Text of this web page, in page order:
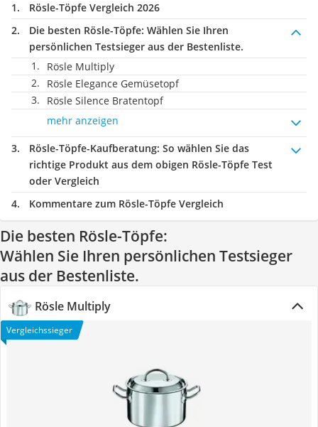
Rösle-Töpfe Vergleich 2026
Die besten Rösle-Töpfe: Wählen Sie Ihren
persönlichen Testsieger aus der Bestenliste.
Rösle Multiply
Rösle Elegance Gemüsetopf
Rösle Silence Bratentopf
mehr anzeigen
Rösle-Töpfe-Kaufberatung: So wählen Sie das
richtige Produkt aus dem obigen Rösle-Töpfe Test
oder Vergleich
Kommentare zum Rösle-Töpfe Vergleich
Die besten Rösle-Töpfe:
Wählen Sie Ihren persönlichen Testsieger
aus der Bestenliste.
Rösle Multiply
Vergleichssieger